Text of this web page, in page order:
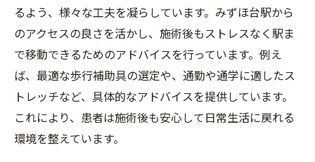
るよう、様々な工夫を凝らしています。みずほ台駅から
のアクセスの良さを活かし、施術後もストレスなく駅ま
で移動できるためのアドバイスを行っています。例え
ば、最適な歩行補助具の選定や、通勤や通学に適したス
トレッチなど、具体的なアドバイスを提供しています。
これにより、患者は施術後も安心して日常生活に戻れる
環境を整えています。